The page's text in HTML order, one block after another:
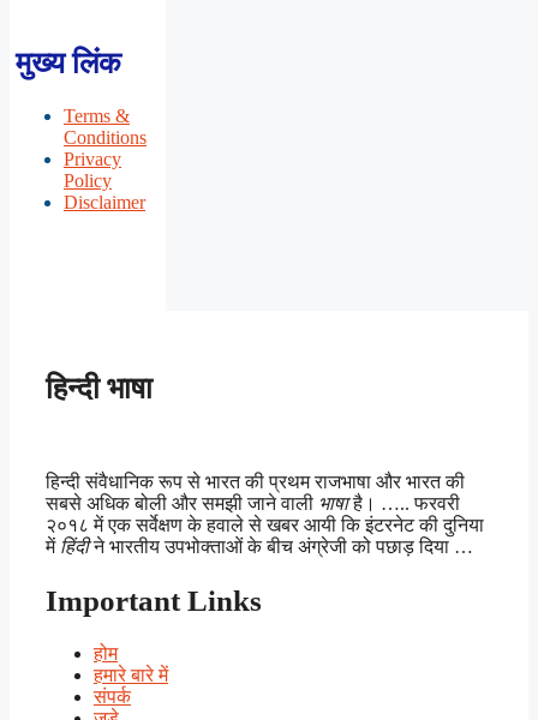
मुख्य लिंक
Terms &
Conditions
Privacy
Policy
Disclaimer
हिन्दी भाषा
हिन्दी संवैधानिक रूप से भारत की प्रथम राजभाषा और भारत की
सबसे अधिक बोली और समझी जाने वाली भाषाहै। ….. फरवरी
२०१८ में एक सर्वेक्षण के हवाले से खबर आयी कि इंटरनेट की दुनिया
में हिंदीने भारतीय उपभोक्ताओं के बीच अंग्रेजी को पछाड़ दिया …
Important Links
होम
हमारे बारे में
संपर्क